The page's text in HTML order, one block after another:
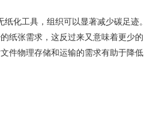
纸化工具，组织可以显著减少碳足迹。
纸张需求，这反过来又意味着更少的
件物理存储和运输的需求有助于降低